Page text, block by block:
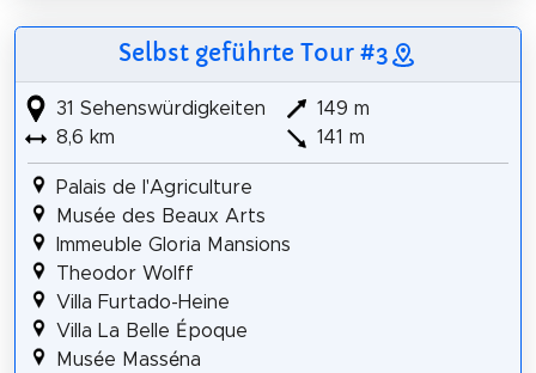
Selbst geführte Tour #3
31 Sehenswürdigkeiten
8,6 km
149 m
141 m
Palais de l'Agriculture
Musée des Beaux Arts
Immeuble Gloria Mansions
Theodor Wolff
Villa Furtado-Heine
Villa La Belle Époque
Musée Masséna